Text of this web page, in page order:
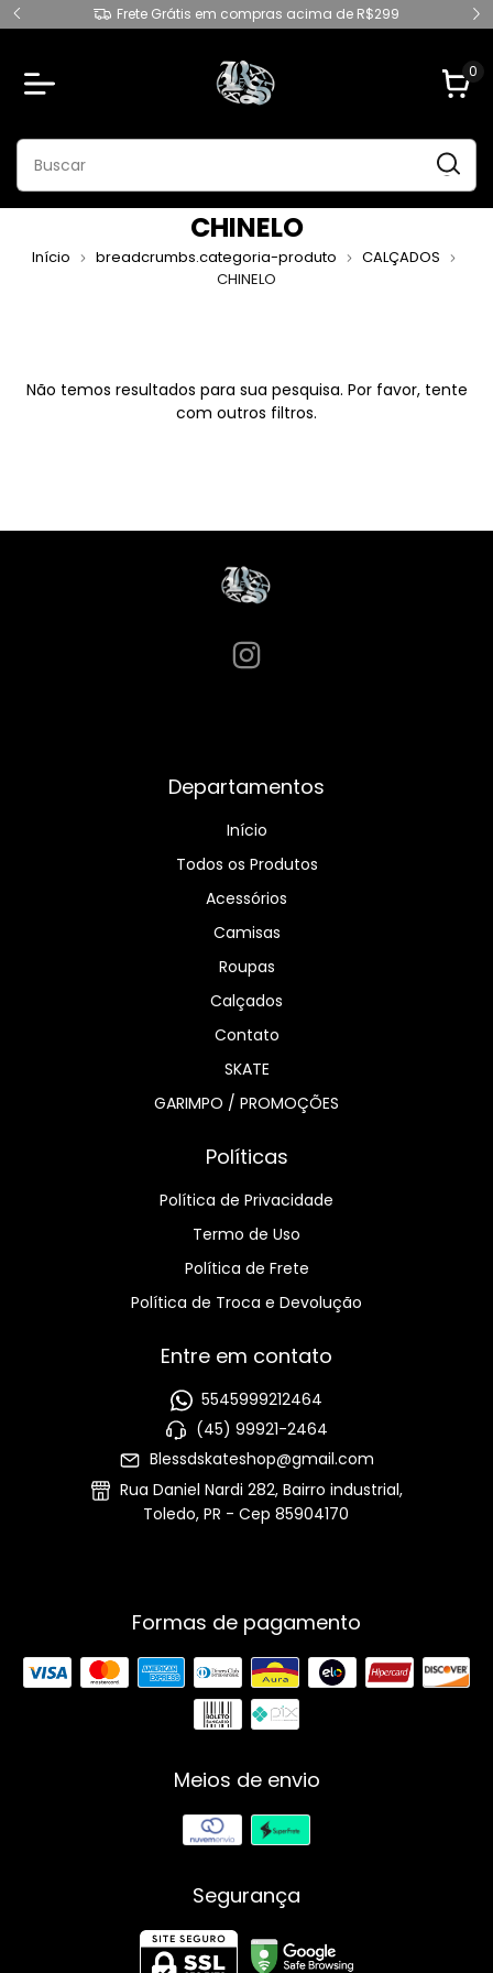
Frete Grátis em compras acima de R$299
0
CHINELO
Início breadcrumbs.categoria-produto
CALÇADOS
CHINELO
Não temos resultados para sua pesquisa. Por favor, tente
com outros filtros.
Departamentos
Início
Todos os Produtos
Acessórios
Camisas
Roupas
Calçados
Contato
SKATE
GARIMPO / PROMOÇÕES
Políticas
Política de Privacidade
Termo de Uso
Política de Frete
Política de Troca e Devolução
Entre em contato
5545999212464
(45) 99921-2464
Blessdskateshop@gmail.com
Rua Daniel Nardi 282, Bairro industrial,
Toledo, PR - Cep 85904170
Formas de pagamento
Meios de envio
Segurança